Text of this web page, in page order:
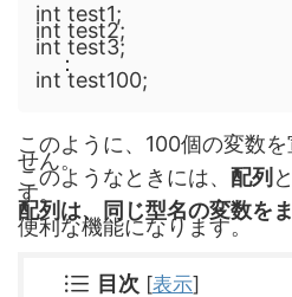
int test1;
int test2;
int test3;
：
int test100;
このように、100個の変数
せん。
このようなときには、 配列
す。
配列は、同じ型名の変数を
便利な機能になります。
目次 [表示]